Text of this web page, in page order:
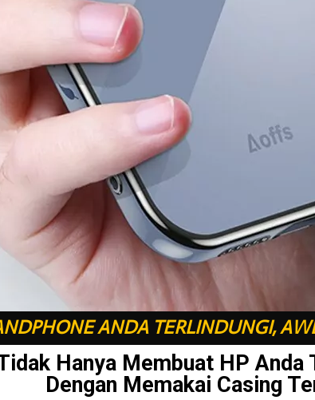
ANDA TERLINDUNGI,
Hanya Membuat HP Anda
Dengan Memakai Casing